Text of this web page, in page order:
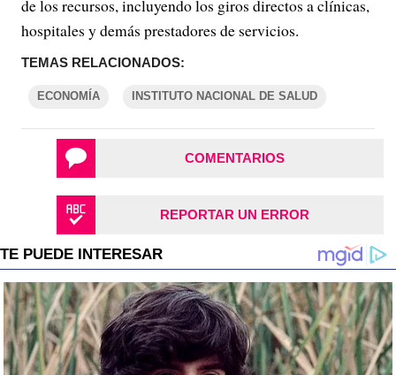
de los recursos, incluyendo los giros directos a clínicas,
hospitales y demás prestadores de servicios.
TEMAS RELACIONADOS:
ECONOMÍA INSTITUTO NACIONAL DE SALUD
COMENTARIOS
REPORTAR UN ERROR